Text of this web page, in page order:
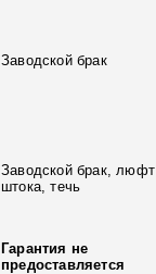
Заводской брак
Заводской брак, люфт
штока, течь
Гарантия не
предоставляется